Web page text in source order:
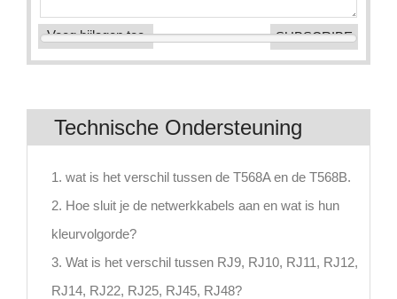
Voeg bijlagen toe
Technische Ondersteuning
1. wat is het verschil tussen de T568A en de T568B.
2. Hoe sluit je de netwerkkabels aan en wat is hun
kleurvolgorde?
3. Wat is het verschil tussen RJ9, RJ10, RJ11, RJ12,
RJ14, RJ22, RJ25, RJ45, RJ48?